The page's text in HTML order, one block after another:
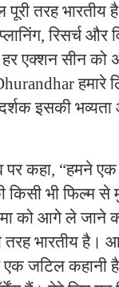
पूरी तरह
रिसर्च और
एक्शन सीन को
हमारे
इसकी
कहा, “हमने एक
किसी भी फिल्म
को आगे ले जाने
भारतीय है।
जटिल कहानी